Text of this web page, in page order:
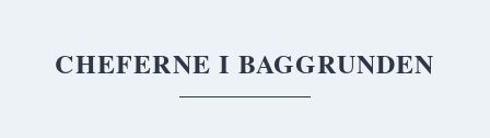
CHEFERNE I BAGGRUNDEN